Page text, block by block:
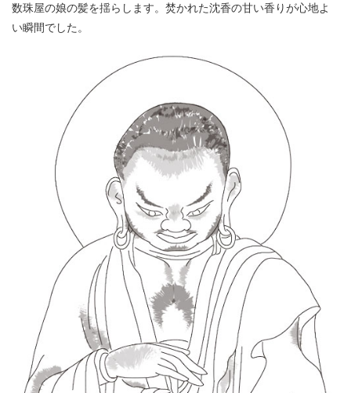
数珠屋の娘の髪を揺らします。焚かれた沈香の甘い香りが心地よ
い瞬間でした。